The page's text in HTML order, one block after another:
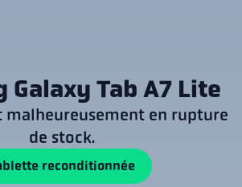
Galaxy Tab A7 Lite
malheureusement en rupture
de stock.
reconditionnée